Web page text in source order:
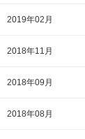
2019年02月
2018年11月
2018年09月
2018年08月